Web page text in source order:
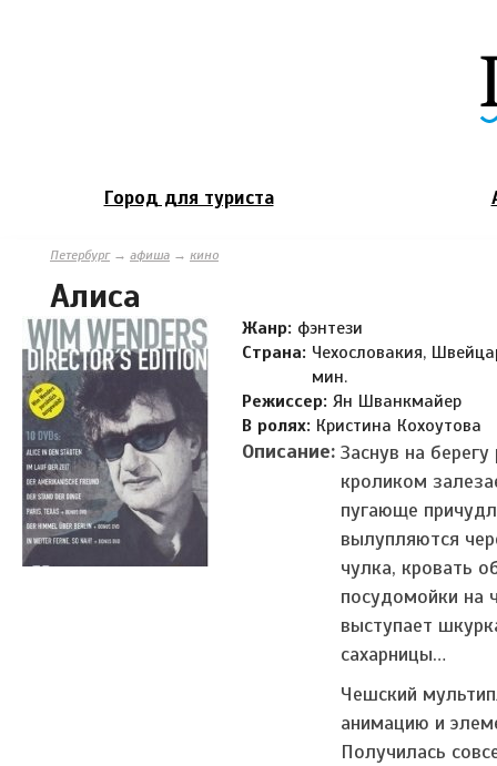
Город для туриста
Петербург→ афиша → кино
Алиса
Жанр: фэнтези
Страна: Чехословакия,
мин.
Режиссер: Ян Шванкмайер
В ролях: Кристина Кохоутова
Описание: Заснув на
кроликом
пугающе
вылупляются
чулка, кровать
посудомойки на
выступает
сахарницы…
Чешский
анимацию и
Получилась